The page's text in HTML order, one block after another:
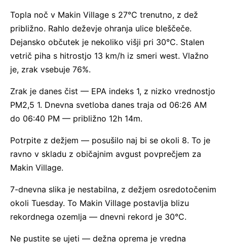
Topla noč v Makin Village s 27°C trenutno, z dež
približno. Rahlo deževje ohranja ulice bleščeče.
Dejansko občutek je nekoliko višji pri 30°C. Stalen
vetrič piha s hitrostjo 13 km/h iz smeri west. Vlažno
je, zrak vsebuje 76%.
Zrak je danes čist — EPA indeks 1, z nizko vrednostjo
PM2,5 1. Dnevna svetloba danes traja od 06:26 AM
do 06:40 PM — približno 12h 14m.
Potrpite z dežjem — posušilo naj bi se okoli 8. To je
ravno v skladu z običajnim avgust povprečjem za
Makin Village.
7-dnevna slika je nestabilna, z dežjem osredotočenim
okoli Tuesday. To Makin Village postavlja blizu
rekordnega ozemlja — dnevni rekord je 30°C.
Ne pustite se ujeti — dežna oprema je vredna